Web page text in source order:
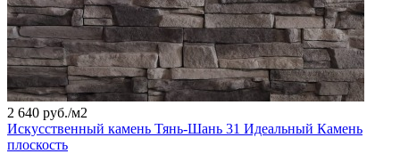
2 640 руб./м2
Искусственный камень Тянь-Шань 31 Идеальный Камень
плоскость